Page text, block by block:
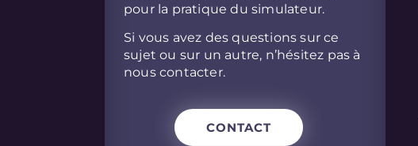
pour la pratique du simulateur.
Si vous avez des questions sur ce
sujet ou sur un autre, n’hésitez pas à
nous contacter.
CONTACT